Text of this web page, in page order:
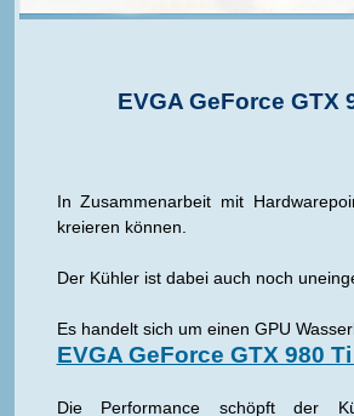
EVGA GeForce GTX
In Zusammenarbeit mit
kreieren können.
Der Kühler ist dabei auch noch
Es handelt sich um einen GPU
EVGA GeForce GTX 980
Die Performance schöpft der